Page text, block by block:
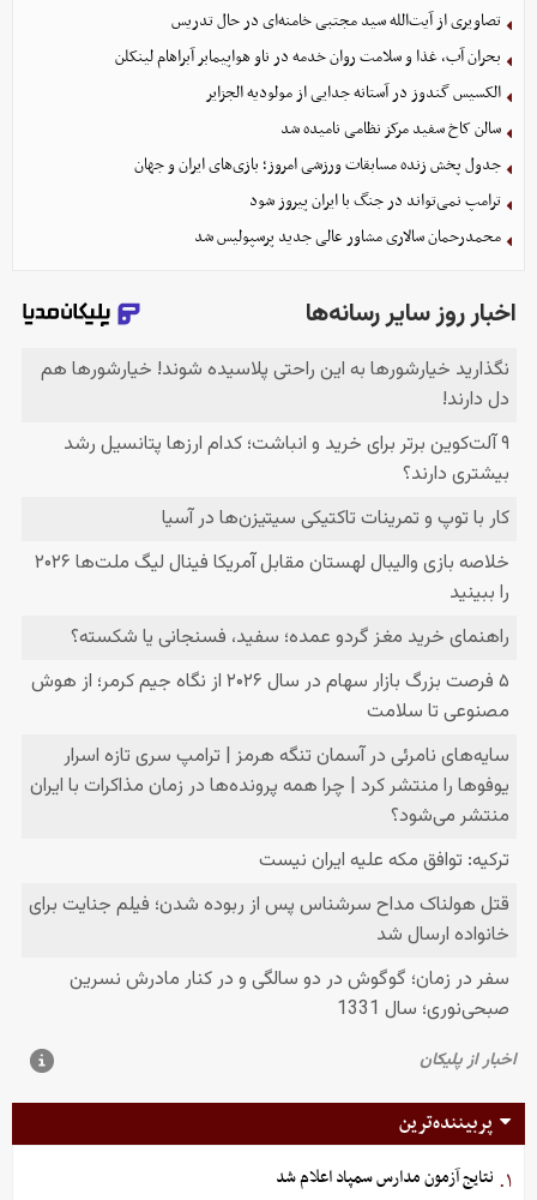
تصاویری از آیت‌الله سید مجتبی خامنه‌ای در حال تدریس
بحران آب، غذا و سلامت روان خدمه در ناو هواپیمابر آبراهام لینکلن
الکسیس گندوز در آستانه جدایی از مولودیه الجزایر
سالن کاخ سفید مرکز نظامی نامیده شد
جدول پخش زنده مسابقات ورزشی امروز؛ بازی‌های ایران و جهان
ترامپ نمی‌تواند در جنگ با ایران پیروز شود
محمدرحمان سالاری مشاور عالی جدید پرسپولیس شد
پربیننده‌ترین
۱. نتایج آزمون مدارس سمپاد اعلام شد